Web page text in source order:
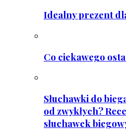
Idealny prezent
Co ciekawego
Słuchawki do
od zwykłych?
słuchawek